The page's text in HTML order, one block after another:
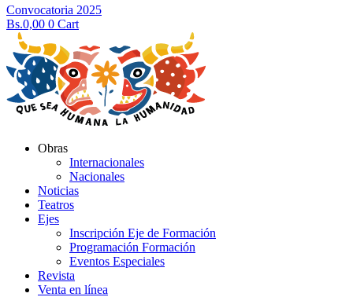
Convocatoria 2025
Bs.0,00 0 Cart
Obras
Internacionales
Nacionales
Noticias
Teatros
Ejes
Inscripción Eje de Formación
Programación Formación
Eventos Especiales
Revista
Venta en línea